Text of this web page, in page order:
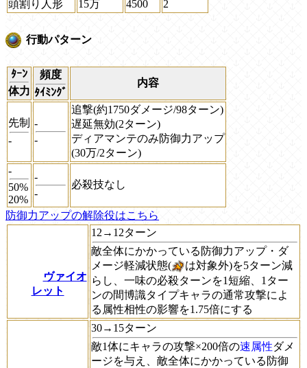
頭割り人形
15万 4500 2
行動パターン
ﾀｰﾝ
体力
頻度
ﾀｲﾐﾝｸﾞ
内容
先制
-
-
-
追撃(約1750ダメージ/98ターン)
遅延無効(2ターン)
ディアマンテのみ防御力アップ
(30万/2ターン)
-
50%
20%
-
-
必殺技なし
防御力アップの解除役はこちら
ヴァイオ
レット
12→12ターン
敵全体にかかっている防御力アップ・ダ
メージ軽減状態(
は対象外)を5ターン減
らし、一味の必殺ターンを1短縮、1ター
ンの間博識タイプキャラの通常攻撃によ
る属性相性の影響を1.75倍にする
30→15ターン
敵1体にキャラの攻撃×200倍の速属性ダメ
ージを与え、敵全体にかかっている防御